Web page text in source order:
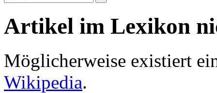
Artikel im Lexikon
Möglicherweise existiert
Wikipedia.